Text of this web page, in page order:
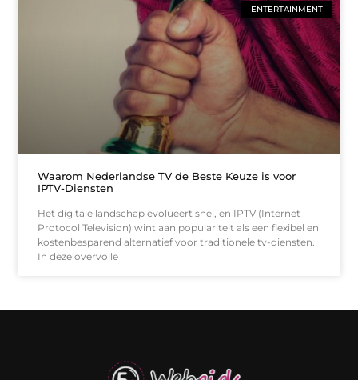
ENTERTAINMENT
Waarom Nederlandse TV de Beste Keuze is voor
IPTV-Diensten
Het digitale landschap evolueert snel, en IPTV (Internet
Protocol Television) wint aan populariteit als een flexibel en
kostenbesparend alternatief voor traditionele tv-diensten.
In deze overvolle